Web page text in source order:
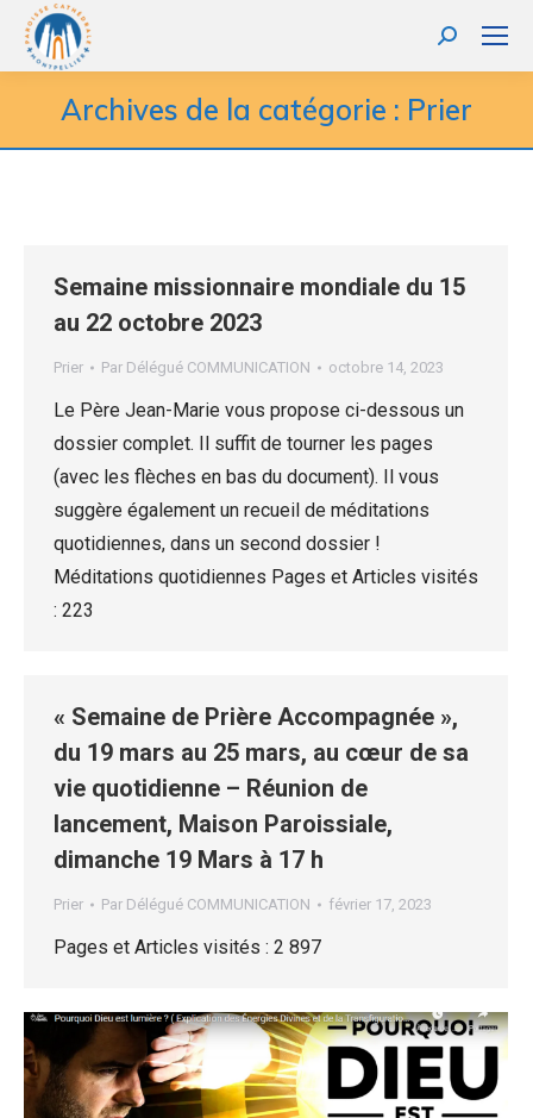
Recherche
:
Archives de la catégorie : Prier
Semaine missionnaire mondiale du 15
au 22 octobre 2023
Prier Par Délégué COMMUNICATION octobre 14, 2023
Le Père Jean-Marie vous propose ci-dessous un
dossier complet. Il suffit de tourner les pages
(avec les flèches en bas du document). Il vous
suggère également un recueil de méditations
quotidiennes, dans un second dossier !
Méditations quotidiennes Pages et Articles visités
: 223
« Semaine de Prière Accompagnée »,
du 19 mars au 25 mars, au cœur de sa
vie quotidienne – Réunion de
lancement, Maison Paroissiale,
dimanche 19 Mars à 17 h
Prier Par Délégué COMMUNICATION février 17, 2023
Pages et Articles visités : 2 897